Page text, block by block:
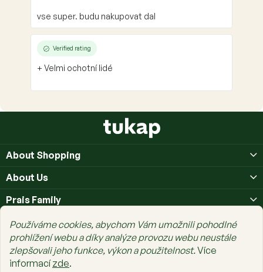
Používáme cookies, abychom Vám umožnili pohodlné
prohlížení webu a díky analýze provozu webu neustále
zlepšovali jeho funkce, výkon a použitelnost.Více
informacízde.
vse super. budu nakupovat dal
Verified rating
+ Velmi ochotní lidé
About Shopping
About Us
Prais Family
Copyright 2026